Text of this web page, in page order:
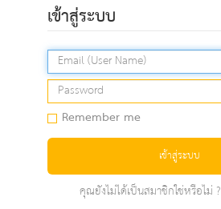
เข้าสู่ระบบ
Remember me
เข้าสู่ระบบ
คุณยังไม่ได้เป็นสมาชิกใช่หรือไม่ ?